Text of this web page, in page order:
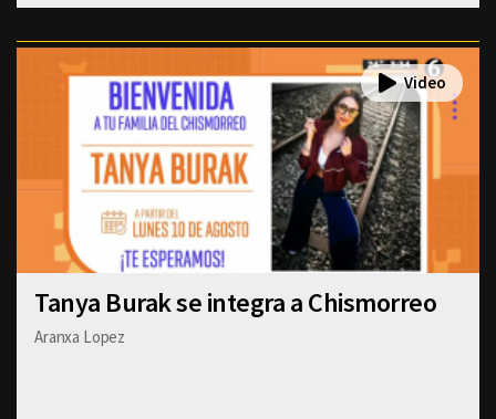
Tanya Burak se integra a Chismorreo
Aranxa Lopez